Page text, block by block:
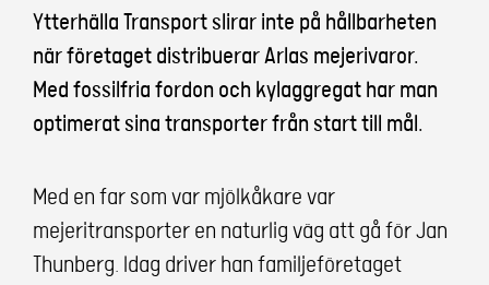
Ytterhälla Transport slirar inte på hållbarheten
när företaget distribuerar Arlas mejerivaror.
Med fossilfria fordon och kylaggregat har man
optimerat sina transporter från start till mål.
Med en far som var mjölkåkare var
mejeritransporter en naturlig väg att gå för Jan
Thunberg. Idag driver han familjeföretaget